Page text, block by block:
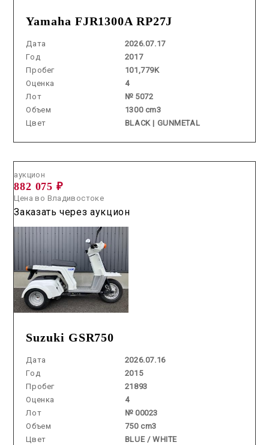
Yamaha FJR1300A RP27J
Дата
2026.07.17
Год
2017
Пробег
101,779K
Оценка
4
Лот
№ 5072
Объем
1300 cm3
Цвет
BLACK | GUNMETAL
Suzuki GSR750
Дата
2026.07.16
Год
2015
Пробег
21893
Оценка
4
Лот
№ 00023
Объем
750 cm3
Цвет
BLUE / WHITE
аукцион
882 075 ₽
Цена во Владивостоке
Заказать через аукцион